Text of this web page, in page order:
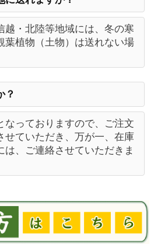
越・北陸等地域には、冬の寒
葉植物（土物）は送れない場
？
なっておりますので、ご注文
せていただき、万が一、在庫
は、ご連絡させていただきま